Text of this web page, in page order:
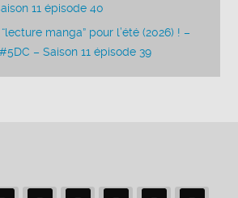
11 épisode 40
manga” pour l’été (2026) ! –
– Saison 11 épisode 39